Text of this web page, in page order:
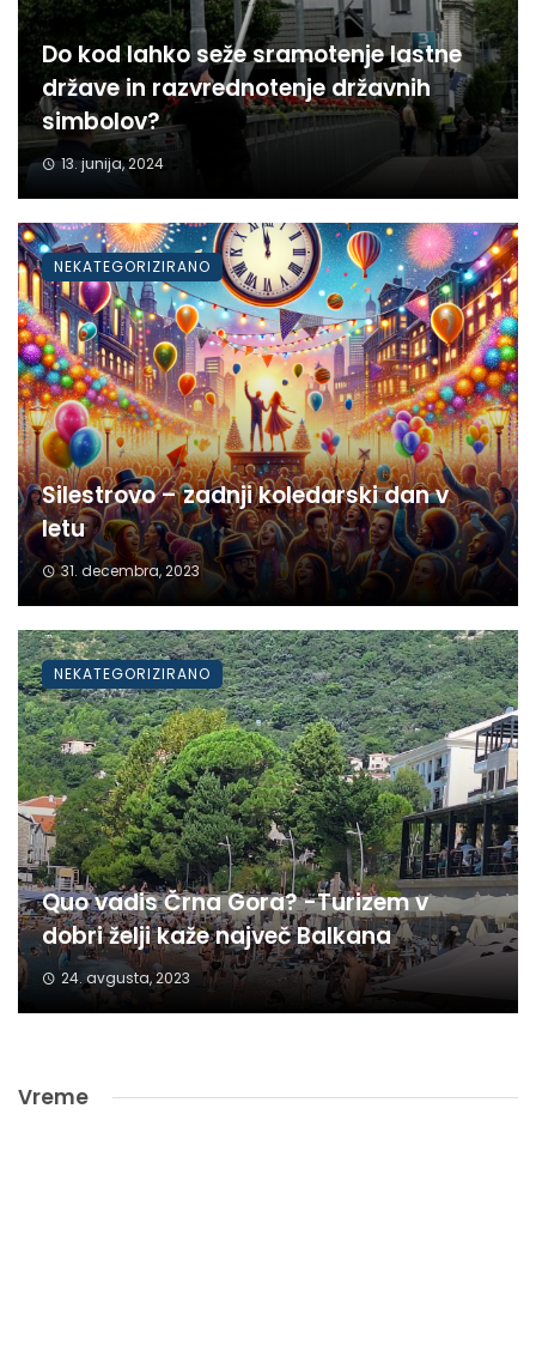
Do kod lahko seže sramotenje lastne
države in razvrednotenje državnih
simbolov?
13. junija, 2024
Silestrovo – zadnji koledarski dan v
letu
31. decembra, 2023
NEKATEGORIZIRANO
Quo vadis Črna Gora? -Turizem v
dobri želji kaže največ Balkana
24. avgusta, 2023
NEKATEGORIZIRANO
Vreme